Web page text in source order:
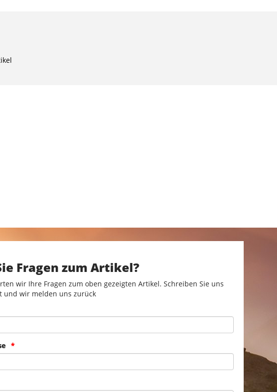
Fragen zum Artikel?
wir Ihre Fragen zum oben gezeigten Artikel. Schreiben Sie uns
und wir melden uns zurück